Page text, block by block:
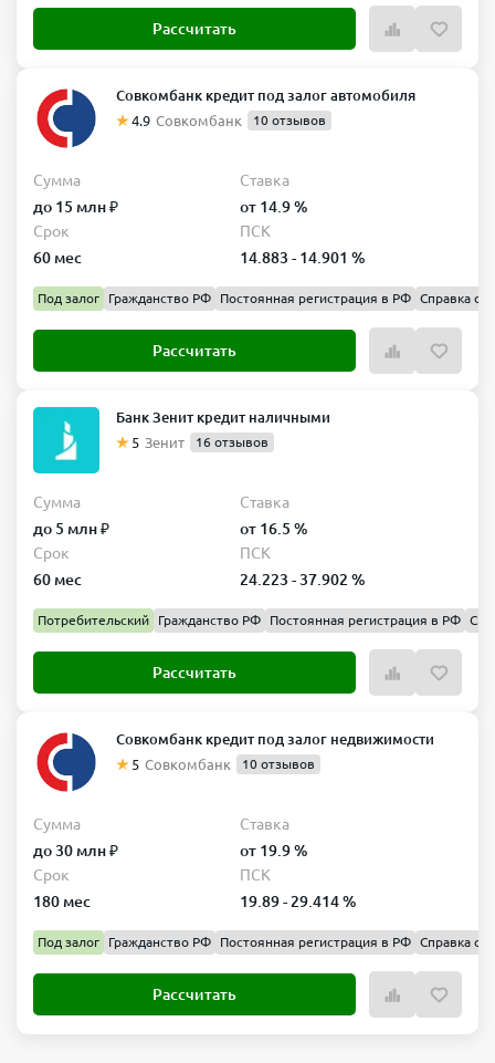
Рассчитать
Совкомбанк кредит под залог автомобиля
4.9 Совкомбанк 10 отзывов
Сумма
до 15 млн ₽
Ставка
от 14.9 %
Срок
60 мес
ПСК
14.883 - 14.901 %
Под залог Гражданство РФ Постоянная регистрация в РФ Справка о
Рассчитать
Банк Зенит кредит наличными
5 Зенит 16 отзывов
Сумма
до 5 млн ₽
Ставка
от 16.5 %
Срок
60 мес
ПСК
24.223 - 37.902 %
Потребительский Гражданство РФ Постоянная регистрация в РФ
Рассчитать
Совкомбанк кредит под залог недвижимости
5 Совкомбанк 10 отзывов
Сумма
до 30 млн ₽
Ставка
от 19.9 %
Срок
180 мес
ПСК
19.89 - 29.414 %
Под залог Гражданство РФ Постоянная регистрация в РФ Справка о
Рассчитать